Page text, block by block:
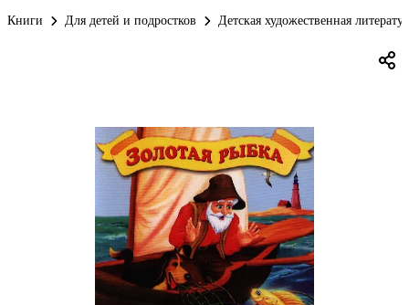
Книги Для детей и подростков Детская художественная